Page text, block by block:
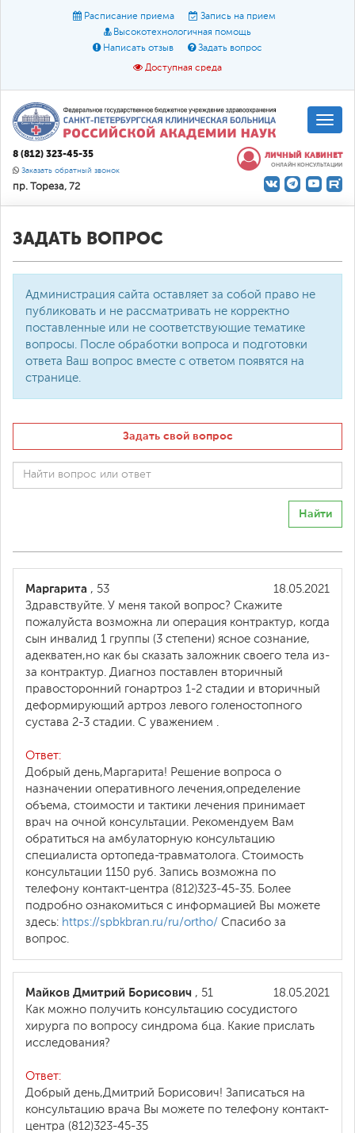
Расписание приема
Запись на прием
Высокотехнологичная помощь
Написать отзыв
Задать вопрос
Доступная среда
Размер шрифта: A A A
Цвет:
О доступной среде
8 (812) 323-45-35
Заказать обратный звонок
пр. Тореза, 72
ЛИЧНЫЙ КАБИНЕТ
ОНЛАЙН КОНСУЛЬТАЦИИ
ЗАДАТЬ ВОПРОС
Администрация сайта оставляет за собой право не
публиковать и не рассматривать не корректно
поставленные или не соответствующие тематике
вопросы. После обработки вопроса и подготовки
ответа Ваш вопрос вместе с ответом появятся на
странице.
Задать свой вопрос
Найти
18.05.2021
Маргарита , 53
Здравствуйте. У меня такой вопрос? Скажите
пожалуйста возможна ли операция контрактур, когда
сын инвалид 1 группы (3 степени) ясное сознание,
адекватен,но как бы сказать заложник своего тела из-
за контрактур. Диагноз поставлен вторичный
правосторонний гонартроз 1-2 стадии и вторичный
деформирующий артроз левого голеностопного
сустава 2-3 стадии. С уважением .
Ответ:
Добрый день,Маргарита! Решение вопроса о
назначении оперативного лечения,определение
объема, стоимости и тактики лечения принимает
врач на очной консультации. Рекомендуем Вам
обратиться на амбулаторную консультацию
специалиста ортопеда-травматолога. Стоимость
консультации 1150 руб. Запись возможна по
телефону контакт-центра (812)323-45-35. Более
подробно ознакомиться с информацией Вы можете
здесь: https://spbkbran.ru/ru/ortho/ Спасибо за
вопрос.
18.05.2021
Майков Дмитрий Борисович , 51
Как можно получить консультацию сосудистого
хирурга по вопросу синдрома бца. Какие прислать
исследования?
Ответ:
Добрый день,Дмитрий Борисович! Записаться на
консультацию врача Вы можете по телефону контакт-
центра (812)323-45-35